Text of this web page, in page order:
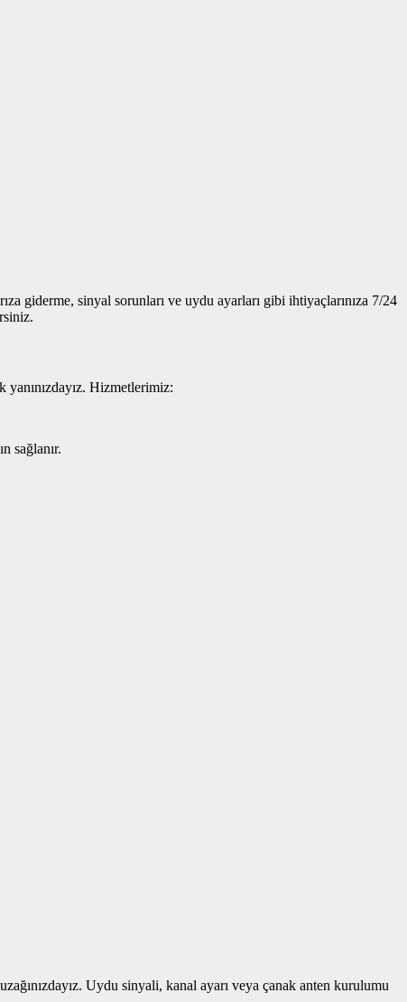
giderme, sinyal sorunları ve uydu ayarları gibi ihtiyaçlarınıza 7/24
yanınızdayız. Hizmetlerimiz:
sağlanır.
Uydu sinyali, kanal ayarı veya çanak anten kurulumu